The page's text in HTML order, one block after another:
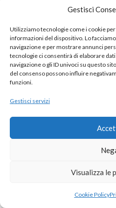
Gestisci
Utilizziamo tecnologie come i cookie
informazioni del dispositivo. Lo
navigazione e per mostrare annunci
tecnologie ci consentirà di elaborare
navigazione o gli ID univoci su questo
del consenso possono influire
funzioni.
Gestisci servizi
Visualizza le
Cookie Policy
Thunderbird su Ubuntu:
COMMENTI RECENTI
Importare filtri di